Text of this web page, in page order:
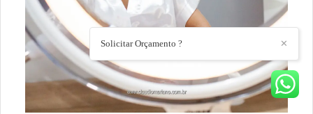
✕
Solicitar Orçamento ?